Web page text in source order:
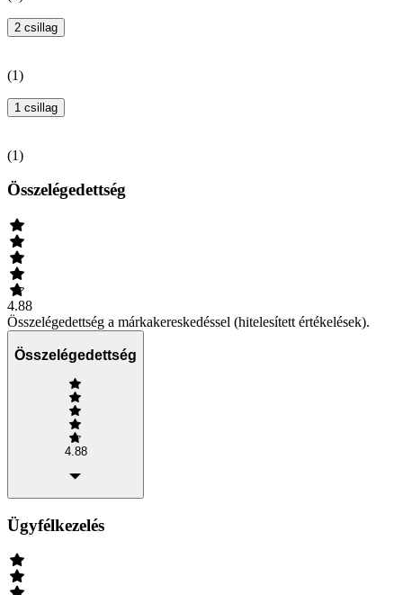
2 csillag
(1)
1 csillag
(1)
Összelégedettség
4.88
Összelégedettség a márkakereskedéssel (hitelesített értékelések).
Összelégedettség
4.88
Ügyfélkezelés